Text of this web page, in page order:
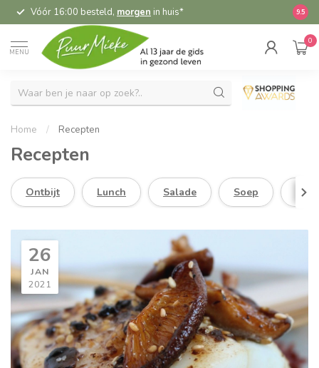
Vóór 16:00 besteld, morgen in huis* 9.5
MENU
0
Home / Recepten
Recepten
Ontbijt Lunch Salade Soep
26
JAN
2021